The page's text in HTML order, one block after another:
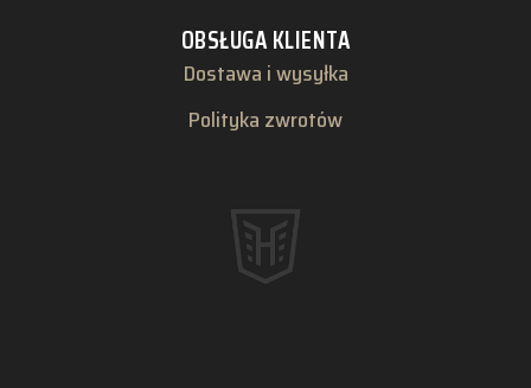
OBSŁUGA KLIENTA
Dostawa i wysyłka
Polityka zwrotów